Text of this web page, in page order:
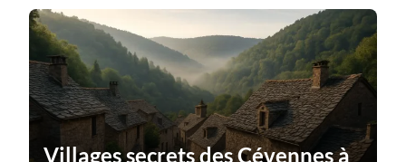
Villages secrets des Cévennes à